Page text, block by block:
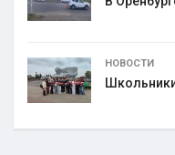
НОВОСТИ